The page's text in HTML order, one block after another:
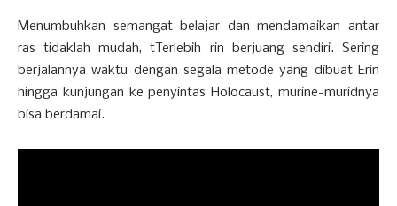
Menumbuhkan semangat belajar dan mendamaikan antar
ras tidaklah mudah, tTerlebih rin berjuang sendiri. Sering
berjalannya waktu dengan segala metode yang dibuat Erin
hingga kunjungan ke penyintas Holocaust, murine-muridnya
bisa berdamai.